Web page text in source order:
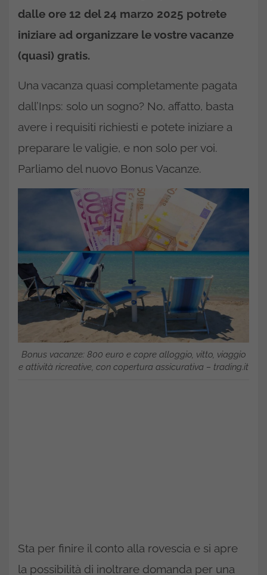
dalle ore 12 del 24 marzo 2025 potrete
iniziare ad organizzare le vostre vacanze
(quasi) gratis.
Una vacanza quasi completamente pagata
dall’Inps: solo un sogno? No, affatto, basta
avere i requisiti richiesti e potete iniziare a
preparare le valigie, e non solo per voi.
Parliamo del nuovo Bonus Vacanze.
Bonus vacanze: 800 euro e copre alloggio, vitto, viaggio
e attività ricreative, con copertura assicurativa – trading.it
Sta per finire il conto alla rovescia e si apre
la possibilità di inoltrare domanda per una